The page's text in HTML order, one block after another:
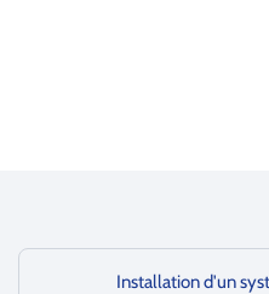
Installation d'un